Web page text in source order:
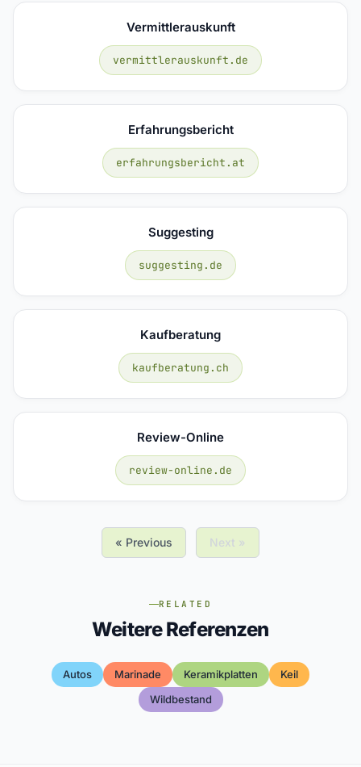
Vermittlerauskunft
vermittlerauskunft.de
Erfahrungsbericht
erfahrungsbericht.at
Suggesting
suggesting.de
Kaufberatung
kaufberatung.ch
Review-Online
review-online.de
« Previous Next »
RELATED
Weitere Referenzen
Autos Marinade Keramikplatten
Keil
Wildbestand